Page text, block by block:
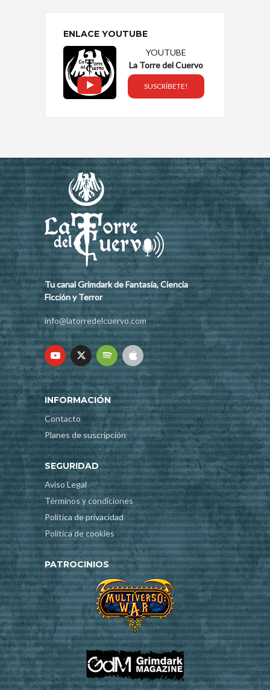
ENLACE YOUTUBE
YOUTUBE
La Torre del Cuervo
SUSCRÍBETE!
Tu canal Grimdark de Fantasía, Ciencia
Ficción y Terror
info@latorredelcuervo.com
INFORMACIÓN
Contacto
Planes de suscripción
SEGURIDAD
Aviso Legal
Términos y condiciones
Política de privacidad
Política de cookies
PATROCINIOS